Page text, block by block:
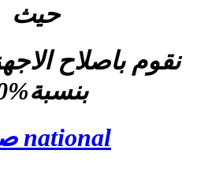
حيث
نقوم باصلاح
بنسبة%80
national صيانة